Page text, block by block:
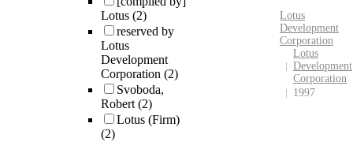
Lotus (2)
reserved by
Lotus
Development
Corporation (2)
Svoboda,
Robert(2)
Lotus (Firm)
(2)
Lotus
Development
Corporation
Lotus
Development
Corporation
1997